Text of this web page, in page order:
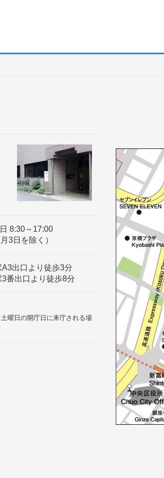
8:30～17:00
3日を除く）
出口より徒歩3分
番出口より徒歩8分
曜日の開庁日に来庁される場